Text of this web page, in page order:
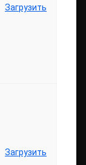
Загрузить
Загрузить